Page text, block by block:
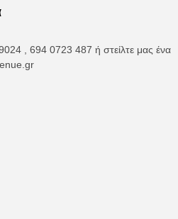
, 694 0723 487 ή στείλτε μας ένα